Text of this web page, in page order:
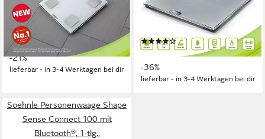
Sense Connect Lite, 1-tlg.,
Gewicht, Fett-, Wasser- und
Muskelanteil, BMI und
Kalorienbedarf
ab 32,99 € UVP
-21%
lieferbar - in 3-4 Werktagen bei dir
1-tlg., Körperanalyse(BIA),
BMI Berechnung, bis 200kg,
bis 8 Personen
(5)
ab 62,99 € UVP97,99 €
-36%
lieferbar - in 3-4 Werktagen bei dir
Soehnle Personenwaage Shape
Sense Connect 100 mit
Bluetooth®, 1-tlg.,